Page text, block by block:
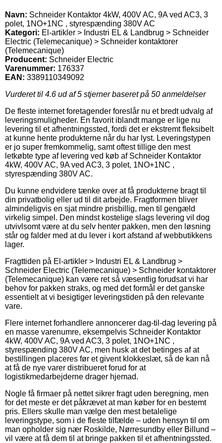
Navn: Schneider Kontaktor 4kW, 400V AC, 9A ved AC3, 3
polet, 1NO+1NC , styrespænding 380V AC
Kategori: El-artikler > Industri EL & Landbrug > Schneider
Electric (Telemecanique) > Schneider kontaktorer
(Telemecanique)
Producent: Schneider Electric
Varenummer: 176337
EAN: 3389110349092
Vurderet til 4.6 ud af 5 stjerner baseret på 50 anmeldelser
De fleste internet foretagender foreslår nu et bredt udvalg af
leveringsmuligheder. En favorit iblandt mange er lige nu
levering til et afhentningssted, fordi det er ekstremt fleksibelt
at kunne hente produkterne når du har lyst. Leveringstypen
er jo super fremkommelig, samt oftest tillige den mest
letkøbte type af levering ved køb af Schneider Kontaktor
4kW, 400V AC, 9A ved AC3, 3 polet, 1NO+1NC ,
styrespænding 380V AC.
Du kunne endvidere tænke over at få produkterne bragt til
din privatbolig eller ud til dit arbejde. Fragtformen bliver
almindeligvis en sjat mindre prisbillig, men til gengæld
virkelig simpel. Den mindst kostelige slags levering vil dog
utvivlsomt være at du selv henter pakken, men den løsning
står og falder med at du lever i kort afstand af webbutikkens
lager.
Fragttiden på El-artikler > Industri EL & Landbrug >
Schneider Electric (Telemecanique) > Schneider kontaktorer
(Telemecanique) kan være ret så væsentlig forudsat vi har
behov for pakken straks, og med det formål er det ganske
essentielt at vi besigtiger leveringstiden på den relevante
vare.
Flere internet forhandlere annoncerer dag-til-dag levering på
en masse varenumre, eksempelvis Schneider Kontaktor
4kW, 400V AC, 9A ved AC3, 3 polet, 1NO+1NC ,
styrespænding 380V AC, men husk at det betinges af at
bestillingen placeres før et givent klokkeslæt, så de kan nå
at få de nye varer distribueret forud for at
logistikmedarbejderne drager hjemad.
Nogle få firmaer på nettet sikrer fragt uden beregning, men
for det meste er det påkrævet at man køber for en bestemt
pris. Ellers skulle man vælge den mest betalelige
leveringstype, som i de fleste tilfælde – uden hensyn til om
man opholder sig nær Roskilde, Nørresundby eller Billund –
vil være at få dem til at bringe pakken til et afhentningssted.